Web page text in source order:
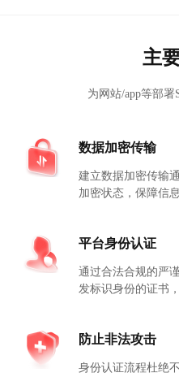
主
为网站/app等部
数据加密传输
建立数据加密传输
加密状态，保障信
平台身份认证
通过合法合规的严
发标识身份的证书
防止非法攻击
身份认证流程杜绝